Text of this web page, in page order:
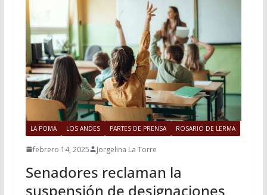
LA POMA LOS ANDES PARTES DE PRENSA ROSARIO DE LERMA
febrero 14, 2025 Jorgelina La Torre
Senadores reclaman la
suspensión de designaciones